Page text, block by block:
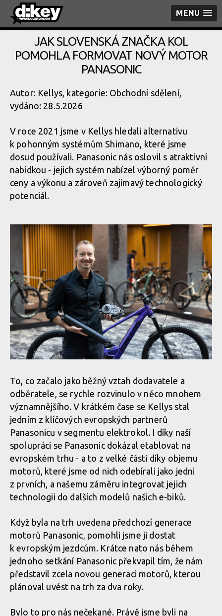
MENU
JAK SLOVENSKÁ ZNAČKA KOL
POMOHLA FORMOVAT NOVÝ MOTOR
PANASONIC
Autor: Kellys, kategorie: Obchodní sdělení,
vydáno: 28.5.2026
V roce 2021 jsme v Kellys hledali alternativu
k pohonným systémům Shimano, které jsme
dosud používali. Panasonic nás oslovil s atraktivní
nabídkou - jejich systém nabízel výborný poměr
ceny a výkonu a zároveň zajímavý technologický
potenciál.
To, co začalo jako běžný vztah dodavatele a
odběratele, se rychle rozvinulo v něco mnohem
významnějšího. V krátkém čase se Kellys stal
jedním z klíčových evropských partnerů
Panasonicu v segmentu elektrokol. I díky naší
spolupráci se Panasonic dokázal etablovat na
evropském trhu - a to z velké části díky objemu
motorů, které jsme od nich odebírali jako jedni
z prvních, a našemu záměru integrovat jejich
technologii do dalších modelů našich e-biků.
Když byla na trh uvedena předchozí generace
motorů Panasonic, pomohli jsme ji dostat
k evropským jezdcům. Krátce nato nás během
jednoho setkání Panasonic překvapil tím, že nám
představil zcela novou generaci motorů, kterou
plánoval uvést na trh za dva roky.
Bylo to pro nás nečekané. Právě jsme byli na